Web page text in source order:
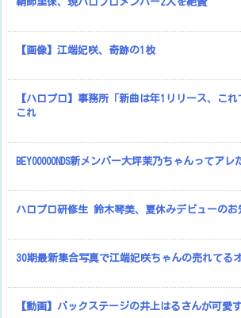
鞘師里保、現ハロプロメンバー2人を絶賛
【画像】江端妃咲、奇跡の1枚
【ハロプロ】事務所「新曲は年1リリース、こ
これ
BEYOOOOONDS新メンバー大坪茉乃ちゃんってアレ
ハロプロ研修生 鈴木琴美、夏休みデビューのお
30期最新集合写真で江端妃咲ちゃんの売れてる
【動画】バックステージの井上はるさんが可愛